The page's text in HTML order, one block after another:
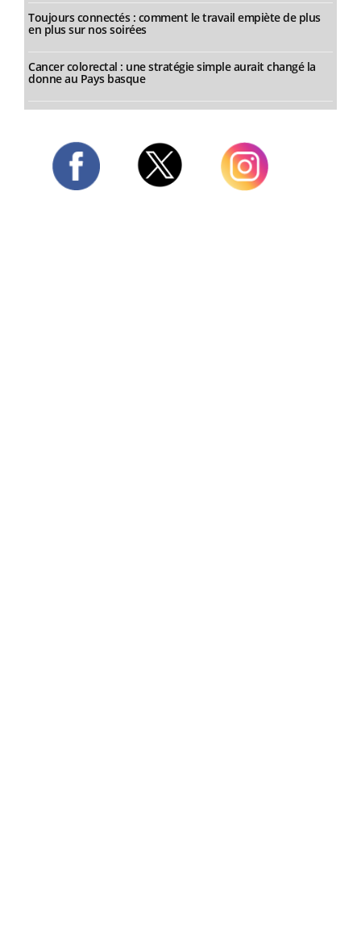
Toujours connectés : comment le travail empiète de plus
en plus sur nos soirées
Cancer colorectal : une stratégie simple aurait changé la
donne au Pays basque